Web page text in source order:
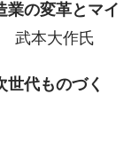
業の変革とマイ
武本大作氏
代ものづく